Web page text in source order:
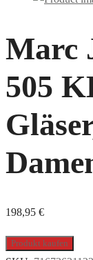
Marc
505
198,95 €
Produkt kaufen